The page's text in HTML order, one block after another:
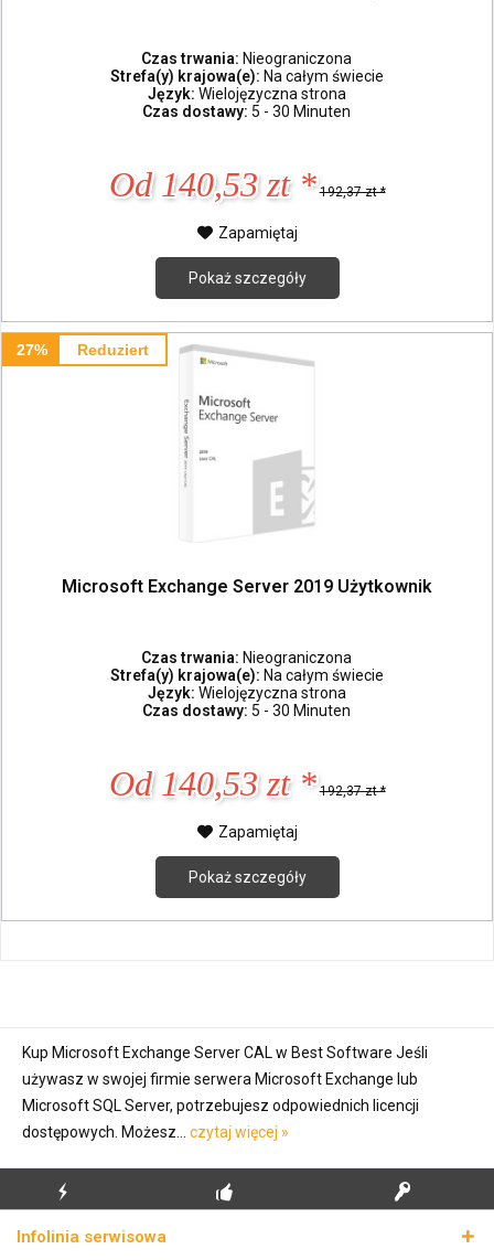
Czas trwania: Nieograniczona
Strefa(y) krajowa(e): Na całym świecie
Język: Wielojęzyczna strona
Czas dostawy: 5 - 30 Minuten
Od 140,53 zt * 192,37 zt *
Zapamiętaj
Pokaż szczegóły
27% Reduziert
Microsoft Exchange Server 2019 Użytkownik
Czas trwania: Nieograniczona
Strefa(y) krajowa(e): Na całym świecie
Język: Wielojęzyczna strona
Czas dostawy: 5 - 30 Minuten
Od 140,53 zt * 192,37 zt *
Zapamiętaj
Pokaż szczegóły
Kup Microsoft Exchange Server CAL w Best Software Jeśli
używasz w swojej firmie serwera Microsoft Exchange lub
Microsoft SQL Server, potrzebujesz odpowiednich licencji
dostępowych. Możesz... czytaj więcej »
WYSYŁKA
Infolinia serwisowa